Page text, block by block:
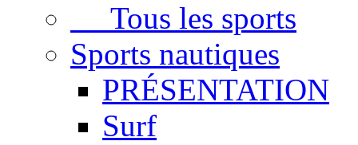
Tous les sports
Sports nautiques
PRÉSENTATION
Surf